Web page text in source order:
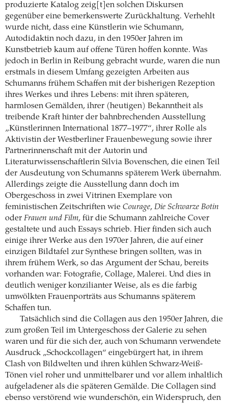
produzierte Katalog zeig[t]en solchen Diskursen
gegenüber eine bemerkenswerte Zurückhaltung. Verhehlt
wurde nicht, dass eine Künstlerin wie Schumann,
Autodidaktin noch dazu, in den 1950er Jahren im
Kunstbetrieb kaum auf offene Türen hoffen konnte. Was
jedoch in Berlin in Reibung gebracht wurde, waren die nun
erstmals in diesem Umfang gezeigten Arbeiten aus
Schumanns frühem Schaffen mit der bisherigen Rezeption
ihres Werkes und ihres Lebens: mit ihren späteren,
harmlosen Gemälden, ihrer (heutigen) Bekanntheit als
treibende Kraft hinter der bahnbrechenden Ausstellung
„Künstlerinnen International 1877–1977“, ihrer Rolle als
Aktivistin der Westberliner Frauenbewegung sowie ihrer
Partnerinnenschaft mit der Autorin und
Literaturwissenschaftlerin Silvia Bovenschen, die einen Teil
der Ausdeutung von Schumanns späterem Werk übernahm.
Allerdings zeigte die Ausstellung dann doch im
Obergeschoss in zwei Vitrinen Exemplare von
feministischen Zeitschriften wie Courage, Die Schwarze Botin
oder Frauen und Film, für die Schumann zahlreiche Cover
gestaltete und auch Essays schrieb. Hier finden sich auch
einige ihrer Werke aus den 1970er Jahren, die auf einer
einzigen Bildtafel zur Synthese bringen sollten, was in
ihrem frühem Werk, so das Argument der Schau, bereits
vorhanden war: Fotografie, Collage, Malerei. Und dies in
deutlich weniger konzilianter Weise, als es die farbig
umwölkten Frauenporträts aus Schumanns späterem
Schaffen tun.
Tatsächlich sind die Collagen aus den 1950er Jahren, die
zum großen Teil im Untergeschoss der Galerie zu sehen
waren und für die sich der, auch von Schumann verwendete
Ausdruck „Schockcollagen“ eingebürgert hat, in ihrem
Clash von Bildwelten und ihren kühlen Schwarz-Weiß-
Tönen viel roher und unmittelbarer und vor allem inhaltlich
aufgeladener als die späteren Gemälde. Die Collagen sind
ebenso verstörend wie wunderschön, ein Widerspruch, den